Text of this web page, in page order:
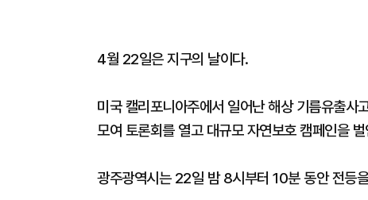
4월 22일은 지구의 날이다.
미국 캘리포니아주에서 일어난 해상 기름유출
모여 토론회를 열고 대규모 자연보호 캠페인을
광주광역시는 22일 밤 8시부터 10분 동안 전등